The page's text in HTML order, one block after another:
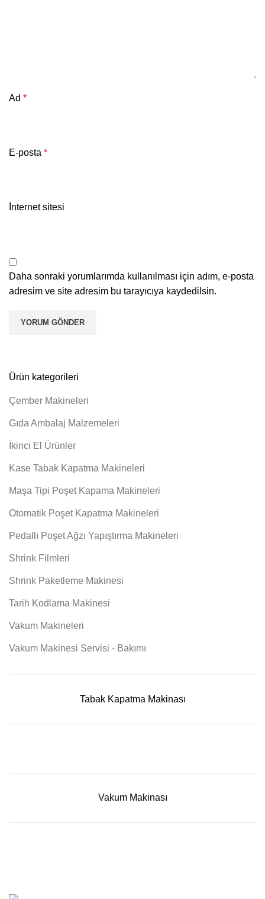
Ad *
E-posta *
İnternet sitesi
Daha sonraki yorumlarımda kullanılması için adım, e-posta
adresim ve site adresim bu tarayıcıya kaydedilsin.
Ürün kategorileri
Çember Makineleri
Gıda Ambalaj Malzemeleri
İkinci El Ürünler
Kase Tabak Kapatma Makineleri
Maşa Tipi Poşet Kapama Makineleri
Otomatik Poşet Kapatma Makineleri
Pedallı Poşet Ağzı Yapıştırma Makineleri
Shrink Filmleri
Shrink Paketleme Makinesi
Tarih Kodlama Makinesi
Vakum Makineleri
Vakum Makinesi Servisi - Bakımı
Tabak Kapatma Makinası
Vakum Makinası